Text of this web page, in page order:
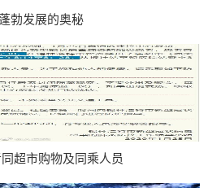
勃发展的奥秘
超市购物及同乘人员